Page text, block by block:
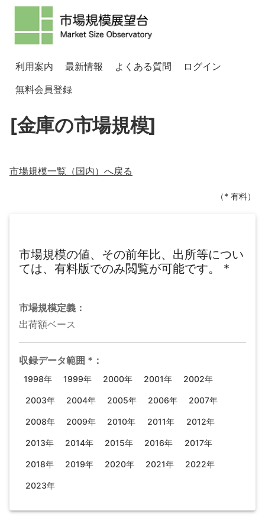
利用案内 最新情報 よくある質問
ログイン
無料会員登録
[金庫の市場規模]
市場規模一覧（国内）へ戻る
（* 有料）
市場規模の値、その前年比、出所等につい
ては、有料版でのみ閲覧が可能です。
*
市場規模定義：
出荷額ベース
収録データ範囲 * ：
1998年 1999年 2000年 2001年 2002年
2003年 2004年 2005年 2006年 2007年
2008年 2009年 2010年 2011年 2012年
2013年 2014年 2015年 2016年 2017年
2018年 2019年 2020年 2021年 2022年
2023年